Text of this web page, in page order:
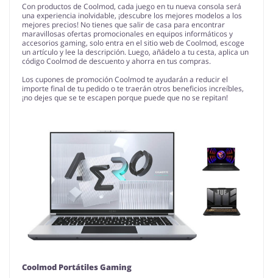
Con productos de Coolmod, cada juego en tu nueva consola será
una experiencia inolvidable, ¡descubre los mejores modelos a los
mejores precios! No tienes que salir de casa para encontrar
maravillosas ofertas promocionales en equipos informáticos y
accesorios gaming, solo entra en el sitio web de Coolmod, escoge
un artículo y lee la descripción. Luego, añádelo a tu cesta, aplica un
código Coolmod de descuento y ahorra en tus compras.
Los cupones de promoción Coolmod te ayudarán a reducir el
importe final de tu pedido o te traerán otros beneficios increíbles,
¡no dejes que se te escapen porque puede que no se repitan!
Coolmod Portátiles Gaming